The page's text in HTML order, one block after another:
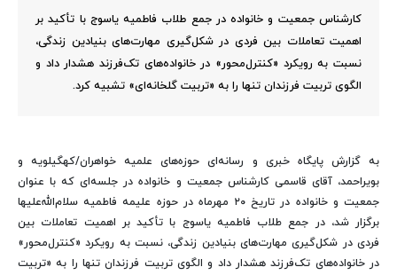
کارشناس جمعیت و خانواده در جمع طلاب فاطمیه یاسوج با تأکید بر
اهمیت تعاملات بین فردی در شکل‌گیری مهارت‌های بنیادین زندگی،
نسبت به رویکرد «کنترل‌محور» در خانواده‌های تک‌فرزند هشدار داد و
الگوی تربیت فرزندان تنها را به «تربیت گلخانه‌ای» تشبیه کرد.
به گزارش پایگاه خبری و رسانه‌ای حوزه‌های علمیه خواهران/کهگیلویه و
بویراحمد، آقای قاسمی کارشناس جمعیت و خانواده در جلسه‌ای که با عنوان
جمعیت و خانواده در تاریخ ۲۰ مهرماه در حوزه علیمه فاطمیه سلام‌الله‌علیها
برگزار شد، در جمع طلاب فاطمیه یاسوج با تأکید بر اهمیت تعاملات بین
فردی در شکل‌گیری مهارت‌های بنیادین زندگی، نسبت به رویکرد «کنترل‌محور»
در خانواده‌های تک‌فرزند هشدار داد و الگوی تربیت فرزندان تنها را به «تربیت